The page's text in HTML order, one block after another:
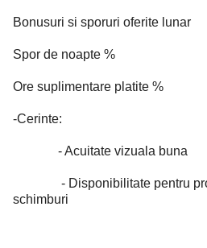
Bonusuri si sporuri oferite lunar
Spor de noapte %
Ore suplimentare platite %
-Cerinte:
- Acuitate vizuala buna
- Disponibilitate pentru
schimburi